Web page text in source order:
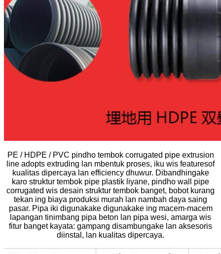
PE / HDPE / PVC pindho tembok corrugated pipe extrusion
line adopts extruding lan mbentuk proses, iku wis featuresof
kualitas dipercaya lan efficiency dhuwur. Dibandhingake
karo struktur tembok pipe plastik liyane, pindho wall pipe
corrugated wis desain struktur tembok banget, bobot kurang
tekan ing biaya produksi murah lan nambah daya saing
pasar. Pipa iki digunakake digunakake ing macem-macem
lapangan tinimbang pipa beton lan pipa wesi, amarga wis
fitur banget kayata: gampang disambungake lan aksesoris
diinstal, lan kualitas dipercaya.